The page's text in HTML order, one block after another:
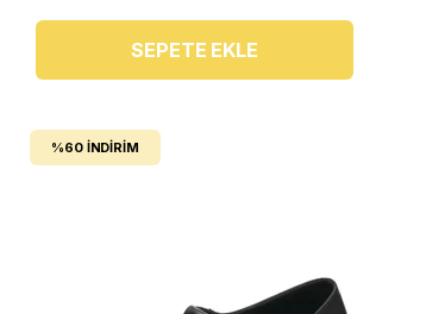
SEPETE EKLE
%60 İNDIRIM